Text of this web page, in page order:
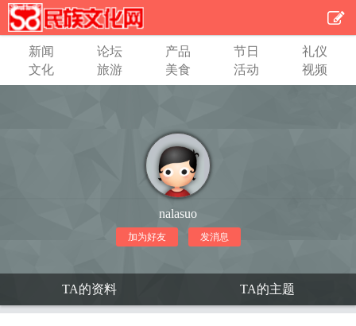
新闻 论坛 产品 节日
礼仪
文化
旅游 美食 活动 视频
nalasuo
加为好友 发消息
TA的资料 TA的主题